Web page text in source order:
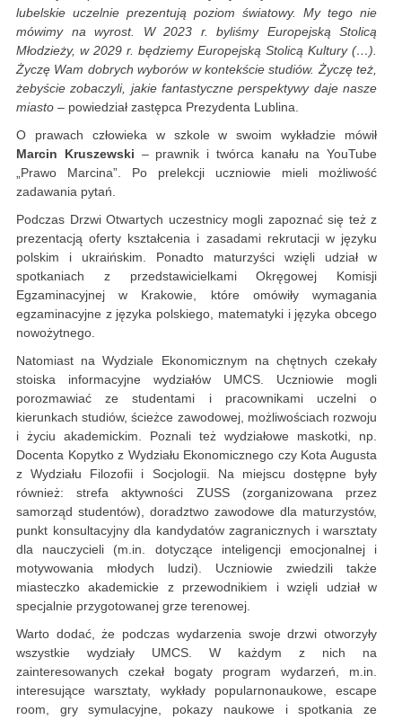
lubelskie uczelnie prezentują poziom światowy. My tego nie
mówimy na wyrost. W 2023 r. byliśmy Europejską Stolicą
Młodzieży, w 2029 r. będziemy Europejską Stolicą Kultury (…).
Życzę Wam dobrych wyborów w kontekście studiów. Życzę też,
żebyście zobaczyli, jakie fantastyczne perspektywy daje nasze
miasto – powiedział zastępca Prezydenta Lublina.
O prawach człowieka w szkole w swoim wykładzie mówił
Marcin Kruszewski – prawnik i twórca kanału na YouTube
„Prawo Marcina”. Po prelekcji uczniowie mieli możliwość
zadawania pytań.
Podczas Drzwi Otwartych uczestnicy mogli zapoznać się też z
prezentacją oferty kształcenia i zasadami rekrutacji w języku
polskim i ukraińskim. Ponadto maturzyści wzięli udział w
spotkaniach z przedstawicielkami Okręgowej Komisji
Egzaminacyjnej w Krakowie, które omówiły wymagania
egzaminacyjne z języka polskiego, matematyki i języka obcego
nowożytnego.
Natomiast na Wydziale Ekonomicznym na chętnych czekały
stoiska informacyjne wydziałów UMCS. Uczniowie mogli
porozmawiać ze studentami i pracownikami uczelni o
kierunkach studiów, ścieżce zawodowej, możliwościach rozwoju
i życiu akademickim. Poznali też wydziałowe maskotki, np.
Docenta Kopytko z Wydziału Ekonomicznego czy Kota Augusta
z Wydziału Filozofii i Socjologii. Na miejscu dostępne były
również: strefa aktywności ZUSS (zorganizowana przez
samorząd studentów), doradztwo zawodowe dla maturzystów,
punkt konsultacyjny dla kandydatów zagranicznych i warsztaty
dla nauczycieli (m.in. dotyczące inteligencji emocjonalnej i
motywowania młodych ludzi). Uczniowie zwiedzili także
miasteczko akademickie z przewodnikiem i wzięli udział w
specjalnie przygotowanej grze terenowej.
Warto dodać, że podczas wydarzenia swoje drzwi otworzyły
wszystkie wydziały UMCS. W każdym z nich na
zainteresowanych czekał bogaty program wydarzeń, m.in.
interesujące warsztaty, wykłady popularnonaukowe, escape
room, gry symulacyjne, pokazy naukowe i spotkania ze